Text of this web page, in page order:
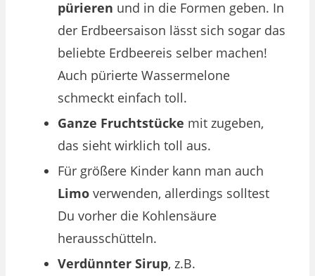
pürieren und in die Formen geben. In
der Erdbeersaison lässt sich sogar das
beliebte Erdbeereis selber machen!
Auch pürierte Wassermelone
schmeckt einfach toll.
Ganze Fruchtstücke mit zugeben,
das sieht wirklich toll aus.
Für größere Kinder kann man auch
Limo verwenden, allerdings solltest
Du vorher die Kohlensäure
herausschütteln.
Verdünnter Sirup, z.B.